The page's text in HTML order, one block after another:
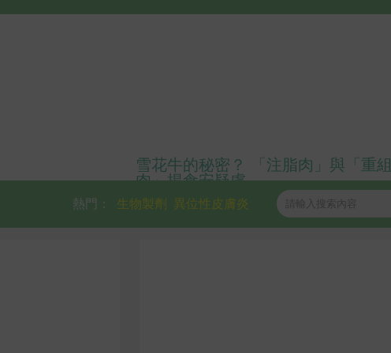
雪花牛的秘密？ 「注脂肉」與「重
肉」揭食安疑慮
異位性皮膚炎
生物製劑
熱門：